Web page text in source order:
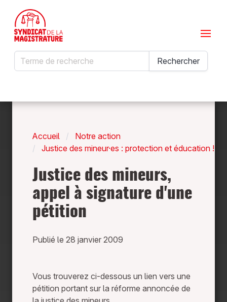
Menu
Rechercher
Rechercher
Accueil
Notre action
Justice des mineur·es : protection et éducation !
Justice des mineurs,
appel à signature d'une
pétition
Publié le 28 janvier 2009
Vous trouverez ci-dessous un lien vers une
pétition portant sur la réforme annoncée de